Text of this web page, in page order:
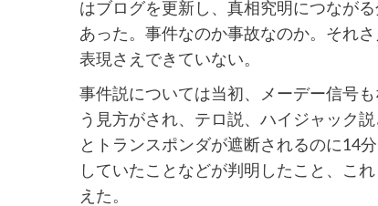
はブログを更新し、真相究明につなが
あった。事件なのか事故なのか。それ
表現さえできていない。
事件説については当初、メーデー信号
う見方がされ、テロ説、ハイジャック
とトランスポンダが遮断されるのに14
していたことなどが判明したこと、こ
えた。